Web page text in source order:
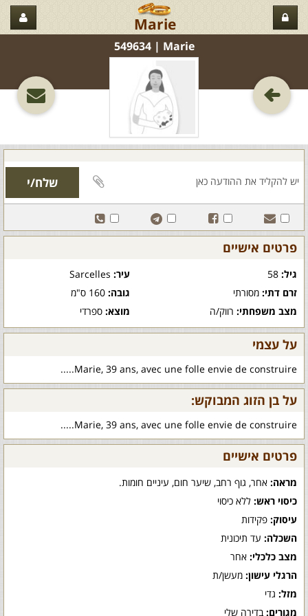
Marie
Marie‏ | 549634
פרטים אישיים
גיל: עיר:Sarcelles
זרם דתי: מסורתי גובה:160 ס"מ
מצב משפחתי: רווק/ה מוצא:ספרדי
על עצמי
Marie, 39 ans, avec une folle envie de construire.....
על בן הזוג המבוקש:
Marie, 39 ans, avec une folle envie de construire.....
פרטים אישיים
מראה: אחר, גוף רחב, שיער חום, עיניים חומות.
כיסוי ראש: ללא כיסוי
עיסוק: פקידות
השכלה: עד תיכונית
מצב כלכלי: אחר
הרגלי עישון: מעשן/ת
מזל: גדי
מגורים: בדירה שלי